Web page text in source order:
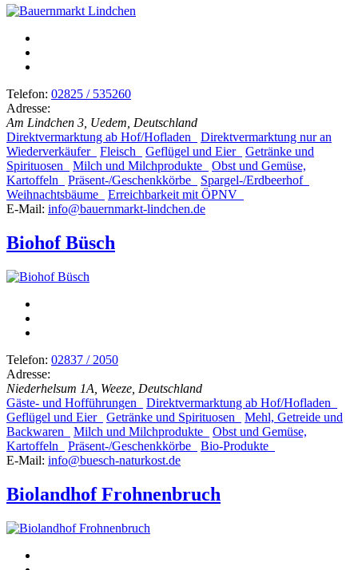
Telefon: 02825 / 535260
Adresse:
Am Lindchen 3, Uedem, Deutschland
Direktvermarktung ab Hof/Hofladen
Direktvermarktung nur an
Wiederverkäufer
Fleisch Geflügel und Eier
Getränke und
Spirituosen
Milch und Milchprodukte
Obst und Gemüse,
Kartoffeln
Präsent-/Geschenkkörbe
Spargel-/Erdbeerhof
Weihnachtsbäume
Erreichbarkeit mit ÖPNV
E-Mail: info@bauernmarkt-lindchen.de
Biohof Büsch
Telefon: 02837 / 2050
Adresse:
Niederhelsum 1A, Weeze, Deutschland
Gäste- und Hofführungen
Direktvermarktung ab Hof/Hofladen
Geflügel und Eier
Getränke und Spirituosen
Mehl, Getreide und
Backwaren
Milch und Milchprodukte
Obst und Gemüse,
Kartoffeln
Präsent-/Geschenkkörbe
Bio-Produkte
E-Mail: info@buesch-naturkost.de
Biolandhof Frohnenbruch